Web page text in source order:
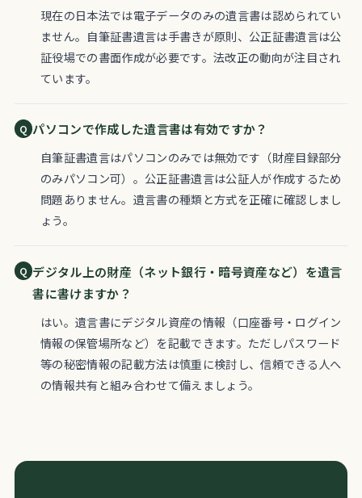
現在の日本法では電子データのみの遺言書は認められてい
ません。自筆証書遺言は手書きが原則、公正証書遺言は公
証役場での書面作成が必要です。法改正の動向が注目され
ています。
パソコンで作成した遺言書は有効ですか？
自筆証書遺言はパソコンのみでは無効です（財産目録部分
のみパソコン可）。公正証書遺言は公証人が作成するため
問題ありません。遺言書の種類と方式を正確に確認しまし
ょう。
デジタル上の財産（ネット銀行・暗号資産など）を遺言
書に書けますか？
はい。遺言書にデジタル資産の情報（口座番号・ログイン
情報の保管場所など）を記載できます。ただしパスワード
等の秘密情報の記載方法は慎重に検討し、信頼できる人へ
の情報共有と組み合わせて備えましょう。